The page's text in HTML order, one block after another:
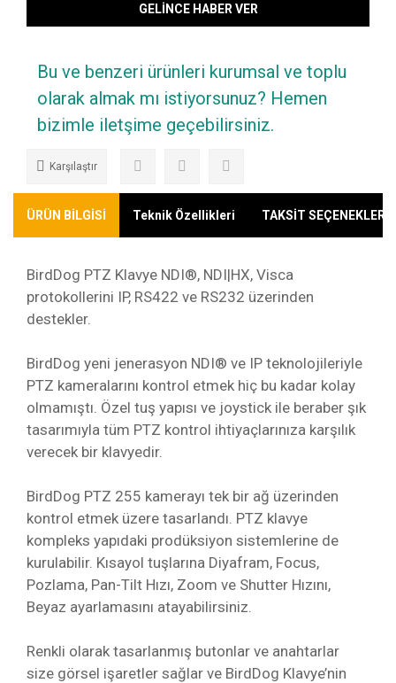
GELİNCE HABER VER
Bu ve benzeri ürünleri kurumsal ve toplu
olarak almak mı istiyorsunuz? Hemen
bizimle iletşime geçebilirsiniz.
Karşılaştır
ÜRÜN BİLGİSİ Teknik Özellikleri TAKSİT SEÇENEKLERİ
BirdDog PTZ Klavye NDI®, NDI|HX, Visca
protokollerini IP, RS422 ve RS232 üzerinden
destekler.
BirdDog yeni jenerasyon NDI® ve IP teknolojileriyle
PTZ kameralarını kontrol etmek hiç bu kadar kolay
olmamıştı. Özel tuş yapısı ve joystick ile beraber şık
tasarımıyla tüm PTZ kontrol ihtiyaçlarınıza karşılık
verecek bir klavyedir.
BirdDog PTZ 255 kamerayı tek bir ağ üzerinden
kontrol etmek üzere tasarlandı. PTZ klavye
kompleks yapıdaki prodüksiyon sistemlerine de
kurulabilir. Kısayol tuşlarına Diyafram, Focus,
Pozlama, Pan-Tilt Hızı, Zoom ve Shutter Hızını,
Beyaz ayarlamasını atayabilirsiniz.
Renkli olarak tasarlanmış butonlar ve anahtarlar
size görsel işaretler sağlar ve BirdDog Klavye’nin